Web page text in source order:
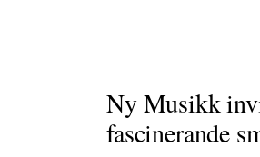
Ny Musikk
fascinerande